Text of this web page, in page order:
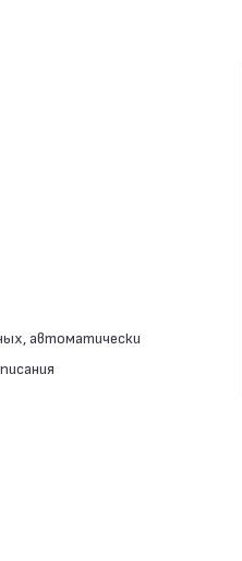
автоматически